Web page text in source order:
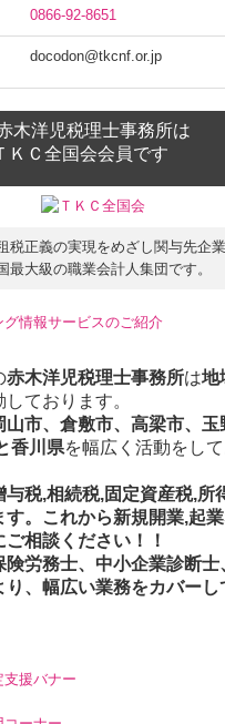
セミナー
ント
0866-92-8651
docodon@tkcnf.or.jp
木洋児税理士事務所は
ＫＣ全国会会員です
税正義の実現をめざし関与先企
最大級の職業会計人集団です。
赤木洋児税理士事務所は地
ております。
山市、倉敷市、高梁市、玉
香川県を幅広く活動をし
与税,相続税,固定資産税,所
す。これから新規開業,起業
相談ください！！
険労務士、中小企業診断士
、幅広い業務をカバーし